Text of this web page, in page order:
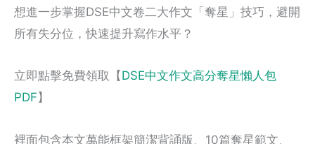
想進一步掌握DSE中文卷二大作文「奪星」技巧，避開
所有失分位，快速提升寫作水平？
立即點擊免費領取【 DSE中文作文高分奪星懶人包
PDF 】
裡面包含本文萬能框架簡潔背誦版、10篇奪星範文、